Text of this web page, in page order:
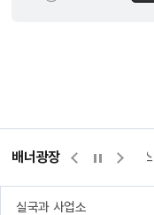
배너광장
량바로처리센터 위택스
실국과 사업소